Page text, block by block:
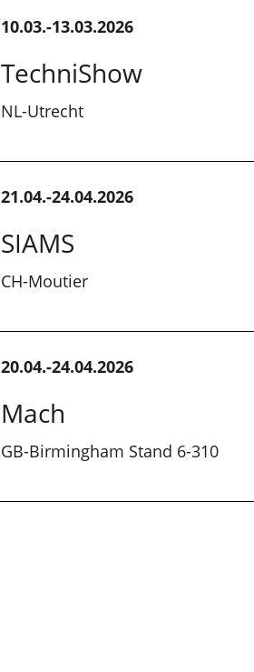
10.03.-13.03.2026
TechniShow
NL-Utrecht
21.04.-24.04.2026
SIAMS
CH-Moutier
20.04.-24.04.2026
Mach
GB-Birmingham Stand 6-310